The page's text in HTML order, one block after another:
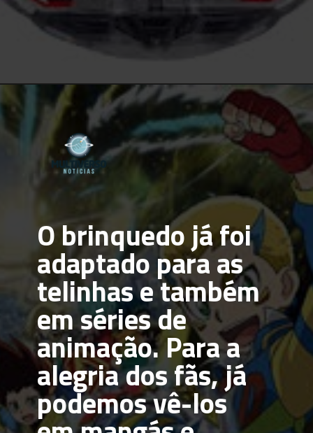
Opening
O brinquedo já foi
adaptado para as
telinhas e também
em séries de
animação. Para a
alegria dos fãs, já
podemos vê-los